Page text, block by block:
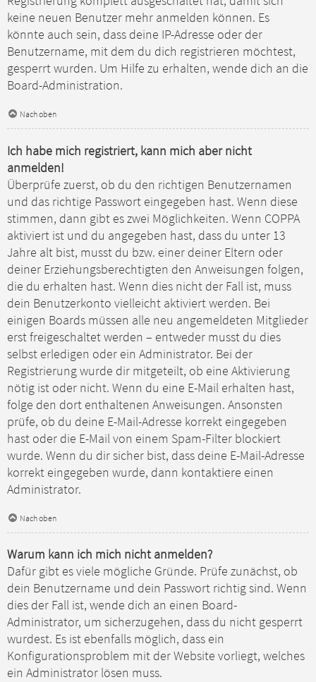
keine neuen Benutzer mehr anmelden können. Es
könnte auch sein, dass deine IP-Adresse oder der
Benutzername, mit dem du dich registrieren möchtest,
gesperrt wurden. Um Hilfe zu erhalten, wende dich an die
Board-Administration.
Nach oben
Ich habe mich registriert, kann mich aber nicht
anmelden!
Überprüfe zuerst, ob du den richtigen Benutzernamen
und das richtige Passwort eingegeben hast. Wenn diese
stimmen, dann gibt es zwei Möglichkeiten. Wenn COPPA
aktiviert ist und du angegeben hast, dass du unter 13
Jahre alt bist, musst du bzw. einer deiner Eltern oder
deiner Erziehungsberechtigten den Anweisungen folgen,
die du erhalten hast. Wenn dies nicht der Fall ist, muss
dein Benutzerkonto vielleicht aktiviert werden. Bei
einigen Boards müssen alle neu angemeldeten Mitglieder
erst freigeschaltet werden – entweder musst du dies
selbst erledigen oder ein Administrator. Bei der
Registrierung wurde dir mitgeteilt, ob eine Aktivierung
nötig ist oder nicht. Wenn du eine E-Mail erhalten hast,
folge den dort enthaltenen Anweisungen. Ansonsten
prüfe, ob du deine E-Mail-Adresse korrekt eingegeben
hast oder die E-Mail von einem Spam-Filter blockiert
wurde. Wenn du dir sicher bist, dass deine E-Mail-Adresse
korrekt eingegeben wurde, dann kontaktiere einen
Administrator.
Nach oben
Warum kann ich mich nicht anmelden?
Dafür gibt es viele mögliche Gründe. Prüfe zunächst, ob
dein Benutzername und dein Passwort richtig sind. Wenn
dies der Fall ist, wende dich an einen Board-
Administrator, um sicherzugehen, dass du nicht gesperrt
wurdest. Es ist ebenfalls möglich, dass ein
Konfigurationsproblem mit der Website vorliegt, welches
ein Administrator lösen muss.